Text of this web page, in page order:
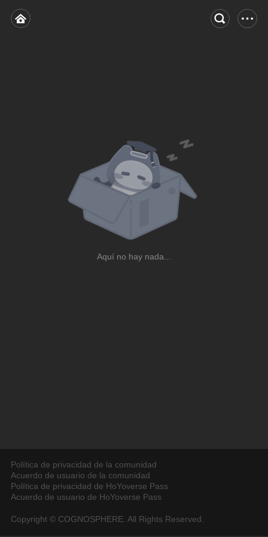
Aquí no hay nada...
Política de privacidad de la comunidad
Acuerdo de usuario de la comunidad
Política de privacidad de HoYoverse Pass
Acuerdo de usuario de HoYoverse Pass
Copyright © COGNOSPHERE. All Rights Reserved.